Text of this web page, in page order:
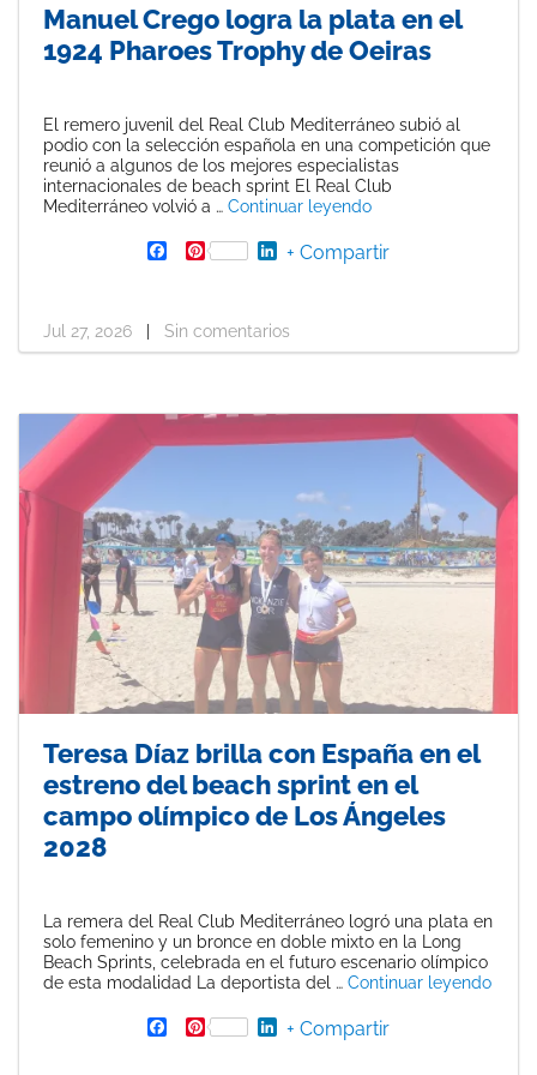
Manuel Crego logra la plata en el
1924 Pharoes Trophy de Oeiras
El remero juvenil del Real Club Mediterráneo subió al
podio con la selección española en una competición que
reunió a algunos de los mejores especialistas
internacionales de beach sprint El Real Club
Mediterráneo volvió a … Continuar leyendo«Manuel Crego
b
o
P
e
r
L
e
d
+ Compartir
Jul 27, 2026 Sin comentarios
Teresa Díaz brilla con España en el
estreno del beach sprint en el
campo olímpico de Los Ángeles
2028
La remera del Real Club Mediterráneo logró una plata en
solo femenino y un bronce en doble mixto en la Long
Beach Sprints, celebrada en el futuro escenario olímpico
de esta modalidad La deportista del … Continuar leyendo
P
L+ Compartir